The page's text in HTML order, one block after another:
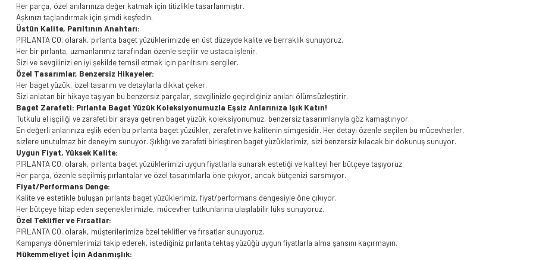
Her parça, özel anılarınıza değer katmak için titizlikle tasarlanmıştır.
Aşkınızı taçlandırmak için şimdi keşfedin.
Üstün Kalite, Parıltının Anahtarı:
PIRLANTA CO. olarak, pırlanta baget yüzüklerimizde en üst düzeyde kalite ve berraklık sunuyoruz.
Her bir pırlanta, uzmanlarımız tarafından özenle seçilir ve ustaca işlenir.
Sizi ve sevgilinizi en iyi şekilde temsil etmek için parıltısını sergiler.
Özel Tasarımlar, Benzersiz Hikayeler:
Her baget yüzük, özel tasarım ve detaylarla dikkat çeker.
Sizi anlatan bir hikaye taşıyan bu benzersiz parçalar, sevgilinizle geçirdiğiniz anıları ölümsüzleştirir.
Baget Zarafeti: Pırlanta Baget Yüzük Koleksiyonumuzla Eşsiz Anlarınıza Işık Katın!
Tutkulu el işçiliği ve zarafeti bir araya getiren baget yüzük koleksiyonumuz, benzersiz tasarımlarıyla göz kamaştırıyor.
En değerli anlarınıza eşlik eden bu pırlanta baget yüzükler, zerafetin ve kalitenin simgesidir. Her detayı özenle seçilen bu mücevherler,
sizlere unutulmaz bir deneyim sunuyor. Şıklığı ve zarafeti birleştiren baget yüzüklerimiz, sizi benzersiz kılacak bir dokunuş sunuyor.
Uygun Fiyat, Yüksek Kalite:
PIRLANTA CO. olarak, pırlanta baget yüzüklerimizi uygun fiyatlarla sunarak estetiği ve kaliteyi her bütçeye taşıyoruz.
Her parça, özenle seçilmiş pırlantalar ve özel tasarımlarla öne çıkıyor, ancak bütçenizi sarsmıyor.
Fiyat/Performans Denge:
Kalite ve estetikle buluşan pırlanta baget yüzüklerimiz, fiyat/performans dengesiyle öne çıkıyor.
Her bütçeye hitap eden seçeneklerimizle, mücevher tutkunlarına ulaşılabilir lüks sunuyoruz.
Özel Teklifler ve Fırsatlar:
PIRLANTA CO. olarak, müşterilerimize özel teklifler ve fırsatlar sunuyoruz.
Kampanya dönemlerimizi takip ederek, istediğiniz pırlanta tektaş yüzüğü uygun fiyatlarla alma şansını kaçırmayın.
Mükemmeliyet İçin Adanmışlık: